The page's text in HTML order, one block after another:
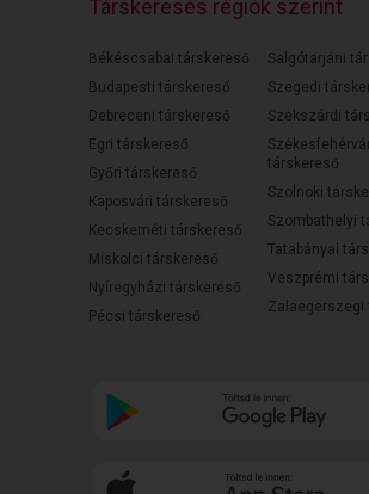
Társkeresés régiók szerint
Békéscsabai társkereső
Budapesti társkereső
Debreceni társkereső
Egri társkereső
Győri társkereső
Kaposvári társkereső
Kecskeméti társkereső
Miskolci társkereső
Nyíregyházi társkereső
Pécsi társkereső
Salgótarjáni
Szegedi
Szekszárdi
társkereső
Szolnoki
Szombathelyi
Tatabányai
Veszprémi
Zalaegerszegi